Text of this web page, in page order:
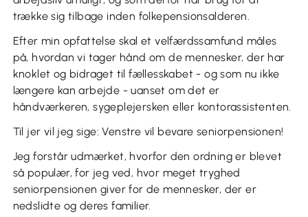
trække sig tilbage inden folkepensionsalderen.
Efter min opfattelse skal et velfærdssamfund måles
på, hvordan vi tager hånd om de mennesker, der har
knoklet og bidraget til fællesskabet - og som nu ikke
længere kan arbejde - uanset om det er
håndværkeren, sygeplejersken eller kontorassistenten.
Til jer vil jeg sige: Venstre vil bevare seniorpensionen!
Jeg forstår udmærket, hvorfor den ordning er blevet
så populær, for jeg ved, hvor meget tryghed
seniorpensionen giver for de mennesker, der er
nedslidte og deres familier.